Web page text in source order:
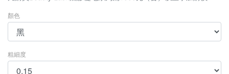
顏色
粗細度